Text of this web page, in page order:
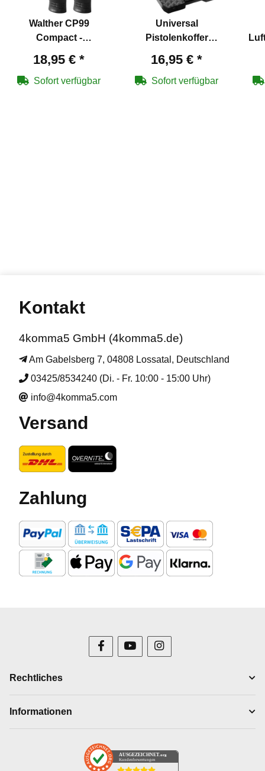
Walther CP99
Compact -
Pack)
18,95 € *
Sofort verfügbar
Universal
Pistolenkoffer
cm
16,95 € *
Sofort verfügbar
Kontakt
4komma5 GmbH (4komma5.de)
Am Gabelsberg 7, 04808 Lossatal, Deutschland
03425/8534240 (Di. - Fr. 10:00 - 15:00 Uhr)
info@4komma5.com
Versand
Zahlung
Rechtliches
Informationen
AUSGEZEICHNET .org
Kundenbewertungen